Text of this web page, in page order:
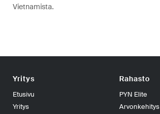
Vietnamista.
Yritys
Etusivu
Yritys
Rahasto
PYN Elite
Arvonkehitys